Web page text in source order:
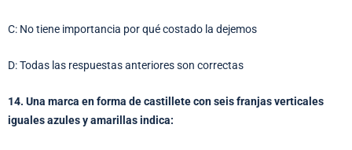
C: No tiene importancia por qué costado la dejemos
D: Todas las respuestas anteriores son correctas
14. Una marca en forma de castillete con seis franjas verticales
iguales azules y amarillas indica: